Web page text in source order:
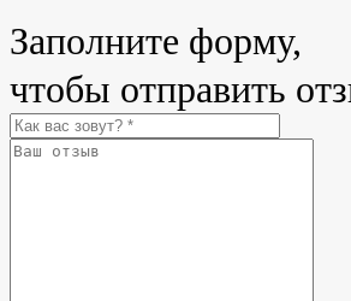
Заполните форму,
чтобы отправить